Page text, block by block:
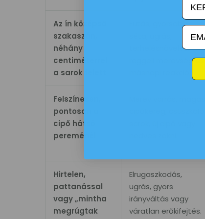
Az ín középső
szakaszán,
néhány
centiméterrel
a sarok felett
Futás, gyorsabb
terhelésnövelés;
reggeli merevség és
Felszínesen,
pontosan a
cipő hátsó
pereménél
Hirtelen,
pattanással
vagy „mintha
megrúgtak
Elrugaszkodás,
ugrás, gyors
irányváltás vagy
váratlan erőkifejtés.
email